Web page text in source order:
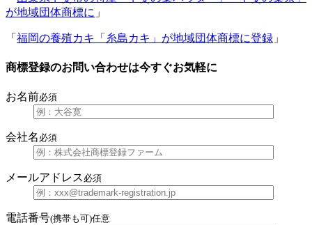
が地域団体商標に 」
「 福岡の養殖カキ「糸島カキ」が地域団体商標に登録 」
商標登録のお問い合わせは今すぐお気軽に
お名前必須
会社名 必須
メールアドレス 必須
電話番号(携帯も可)任意